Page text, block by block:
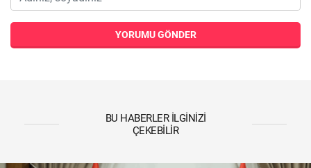
YORUMU GÖNDER
BU HABERLER İLGINIZI
ÇEKEBILIR